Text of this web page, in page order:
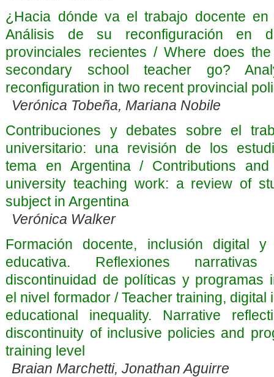
¿Hacia dónde va el trabajo docente en
Análisis de su reconfiguración en
provinciales recientes / Where does
secondary school teacher go?
reconfiguration in two recent provincial
Verónica Tobeña, Mariana Nobile
Contribuciones y debates sobre el
universitario: una revisión de los
tema en Argentina / Contributions
university teaching work: a review of
subject in Argentina
Verónica Walker
Formación docente, inclusión digital y
educativa. Reflexiones
discontinuidad de políticas y programas
el nivel formador / Teacher training, digital
educational inequality. Narrative
discontinuity of inclusive policies and
training level
Braian Marchetti, Jonathan Aguirre